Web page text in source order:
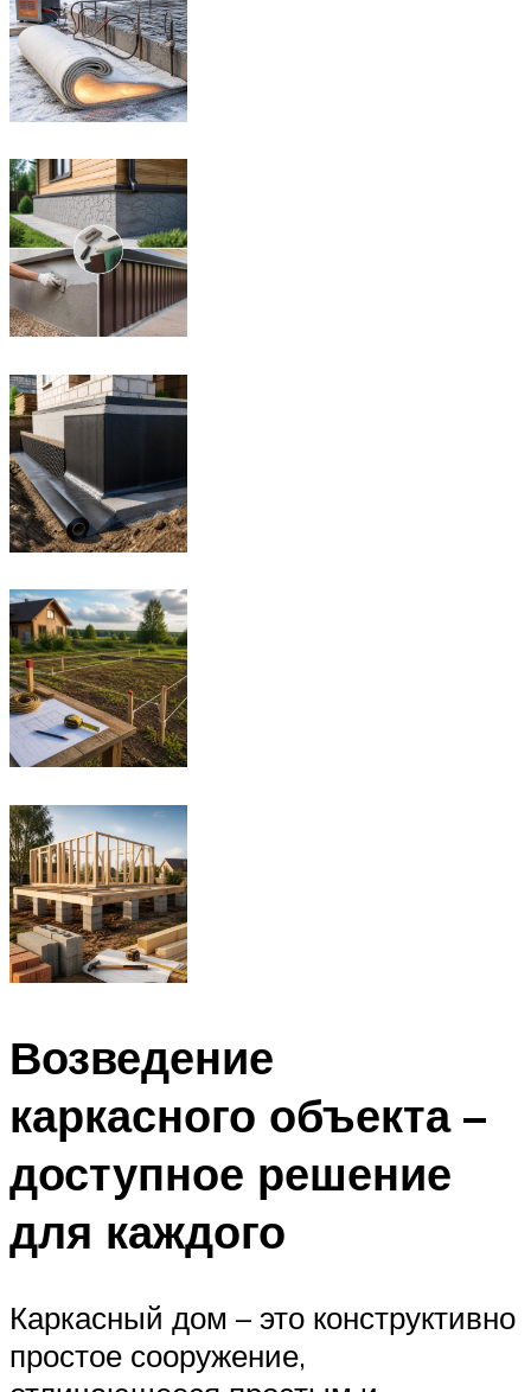
Возведение
каркасного объекта –
доступное решение
для каждого
Каркасный дом – это конструктивно
простое сооружение,